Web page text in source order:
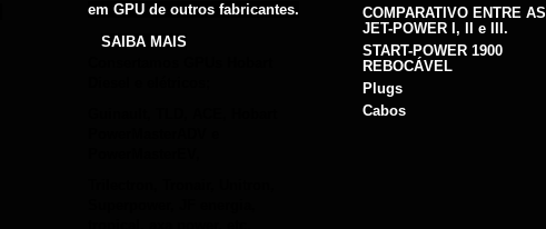
em GPU de outros fabricantes.
SAIBA MAIS
COMPARATIVO ENTRE AS
JET-POWER I, II e III.
START-POWER 1900
REBOCÁVEL
Plugs
Cabos